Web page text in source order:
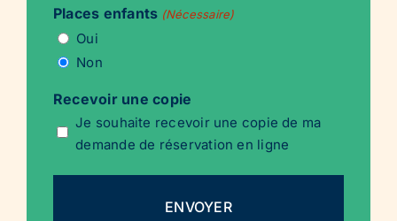
Places enfants (Nécessaire)
Oui
Non
Recevoir une copie
Je souhaite recevoir une copie de ma
demande de réservation en ligne